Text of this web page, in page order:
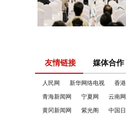
友情链接 媒体合作
人民网 新华网络电视 香
青海新闻网
宁夏网 云南网
黄冈新闻网
紫光阁 中国